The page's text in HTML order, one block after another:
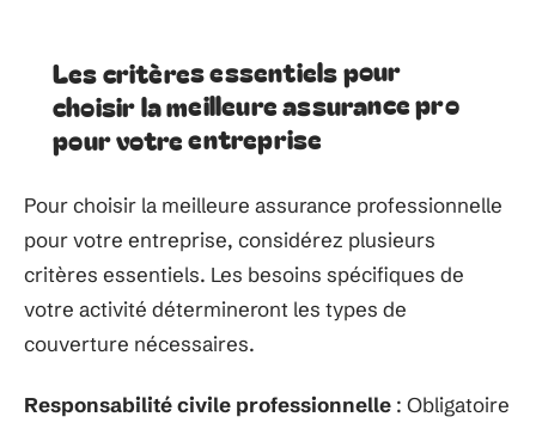
Les critères essentiels pour
choisir la meilleure assurance pro
pour votre entreprise
Pour choisir la meilleure assurance professionnelle
pour votre entreprise, considérez plusieurs
critères essentiels. Les besoins spécifiques de
votre activité détermineront les types de
couverture nécessaires.
Responsabilité civile professionnelle : Obligatoire